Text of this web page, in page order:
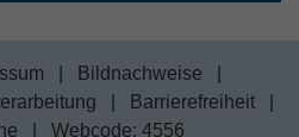
Bildnachweise
Barrierefreiheit
Webcode: 4556